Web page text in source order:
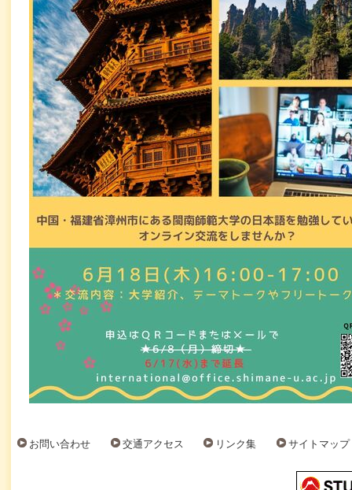
お問い合わせ 交通アクセス リンク集 サイトマップ